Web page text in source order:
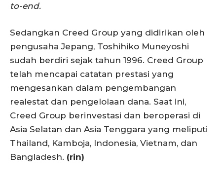
to-end.
Sedangkan Creed Group yang didirikan oleh
pengusaha Jepang, Toshihiko Muneyoshi
sudah berdiri sejak tahun 1996. Creed Group
telah mencapai catatan prestasi yang
mengesankan dalam pengembangan
realestat dan pengelolaan dana. Saat ini,
Creed Group berinvestasi dan beroperasi di
Asia Selatan dan Asia Tenggara yang meliputi
Thailand, Kamboja, Indonesia, Vietnam, dan
Bangladesh. (rin)